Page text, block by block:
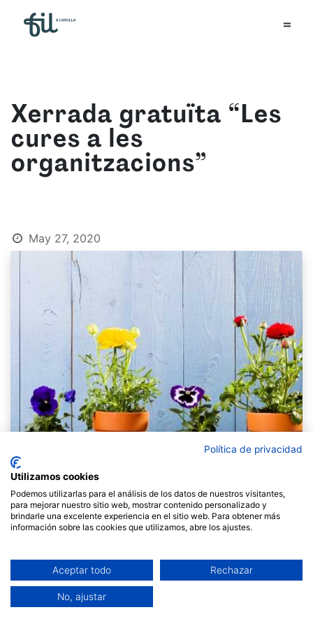
Xerrada gratuïta “Les
cures a les
organitzacions”
May 27, 2020
El dijous 4 de juny, de 17 a 18.30 h, farem una
Noemí Canelles i Anna Espadalé.Serà en format
online i et podràs registrar en aquestformulari.
Hi ha moltes experiències que ens diuen que sense
Política de privacidad
Utilizamos cookies
Podemos utilizarlas para el análisis de los datos de nuestros visitantes,
para mejorar nuestro sitio web, mostrar contenido personalizado y
brindarle una excelente experiencia en el sitio web. Para obtener más
información sobre las cookies que utilizamos, abre los ajustes.
Aceptar todo Rechazar
No, ajustar